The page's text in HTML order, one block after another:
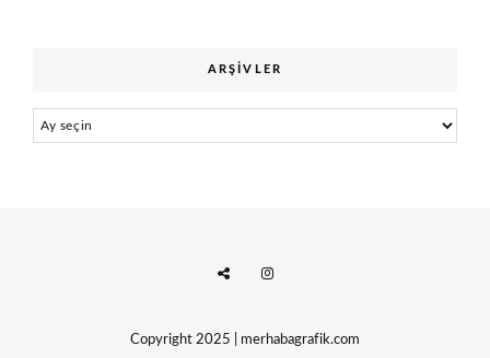
ARŞIVLER
Copyright 2025 | merhabagrafik.com